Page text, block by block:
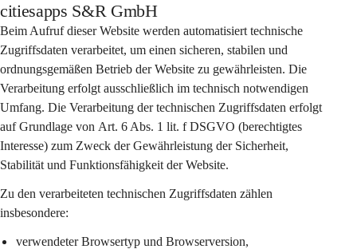
citiesapps S&R GmbH
Beim Aufruf dieser Website werden automatisiert technische
Zugriffsdaten verarbeitet, um einen sicheren, stabilen und
ordnungsgemäßen Betrieb der Website zu gewährleisten. Die
Verarbeitung erfolgt ausschließlich im technisch notwendigen
Umfang. Die Verarbeitung der technischen Zugriffsdaten erfolgt
auf Grundlage von Art. 6 Abs. 1 lit. f DSGVO (berechtigtes
Interesse) zum Zweck der Gewährleistung der Sicherheit,
Stabilität und Funktionsfähigkeit der Website.
Zu den verarbeiteten technischen Zugriffsdaten zählen
insbesondere:
verwendeter Browsertyp und Browserversion,